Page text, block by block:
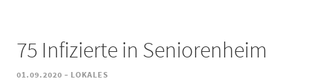
75 Infizierte in Seniorenheim
01.09.2020 - LOKALES